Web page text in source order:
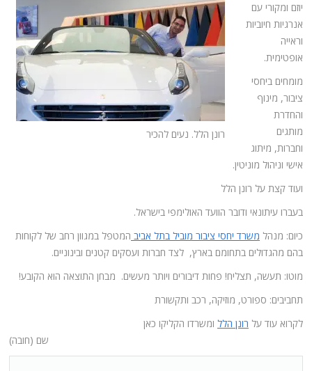
רונן הלל. נעים להכיר
יוזם ומקורי עם
אנרגיות חיוביות
וראייה
אופטימית.
מומחים ביחסי
ציבור, מינוף
והחדרת
מותגים
וחברות, מיתוג
אישי וניהול מוניטין.
ועוד קצת על רונן הלל
בעברו עיתונאי ודובר הוועד האולימפי בישראל.
כיום: מנהל משרד יחסי ציבור מוביל בתל אביב המטפל במגוון רחב של לקוחות
בהם מהגדולים בתחומם בארץ, לצד חברות ועסקים קטנים ובינוניים.
מוטו: תעשה, תצליח! פחות דיבורים ויותר מעשים. מבחן התוצאה הוא הקובע!
תחביבים: ספורט, מוזיקה, רכב ותקשורת
לקרוא עוד על רונן הלל ומשרדו הקליקו כאן
שם (חובה)